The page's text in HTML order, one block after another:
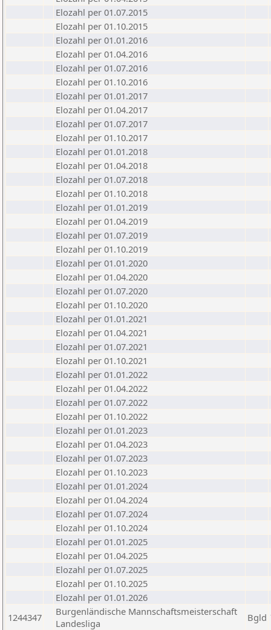
Elozahl per 01.07.2015
Elozahl per 01.10.2015
Elozahl per 01.01.2016
Elozahl per 01.04.2016
Elozahl per 01.07.2016
Elozahl per 01.10.2016
Elozahl per 01.01.2017
Elozahl per 01.04.2017
Elozahl per 01.07.2017
Elozahl per 01.10.2017
Elozahl per 01.01.2018
Elozahl per 01.04.2018
Elozahl per 01.07.2018
Elozahl per 01.10.2018
Elozahl per 01.01.2019
Elozahl per 01.04.2019
Elozahl per 01.07.2019
Elozahl per 01.10.2019
Elozahl per 01.01.2020
Elozahl per 01.04.2020
Elozahl per 01.07.2020
Elozahl per 01.10.2020
Elozahl per 01.01.2021
Elozahl per 01.04.2021
Elozahl per 01.07.2021
Elozahl per 01.10.2021
Elozahl per 01.01.2022
Elozahl per 01.04.2022
Elozahl per 01.07.2022
Elozahl per 01.10.2022
Elozahl per 01.01.2023
Elozahl per 01.04.2023
Elozahl per 01.07.2023
Elozahl per 01.10.2023
Elozahl per 01.01.2024
Elozahl per 01.04.2024
Elozahl per 01.07.2024
Elozahl per 01.10.2024
Elozahl per 01.01.2025
Elozahl per 01.04.2025
Elozahl per 01.07.2025
Elozahl per 01.10.2025
Elozahl per 01.01.2026
1244347
Burgenländische Mannschaftsmeisterschaft
Landesliga
Bgld